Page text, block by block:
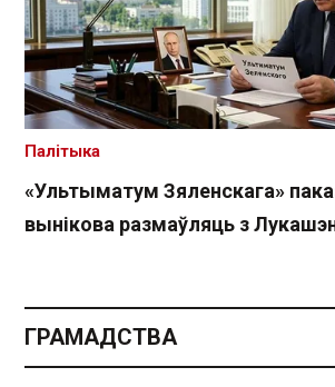
«Ультыматум Зяленскага»
вынікова размаўляць з
Палітыка
ГРАМАДСТВА